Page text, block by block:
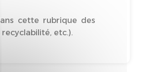
cette rubrique des
etc.).